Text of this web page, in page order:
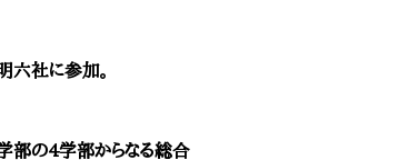
六社に参加。
部の4学部からなる総合